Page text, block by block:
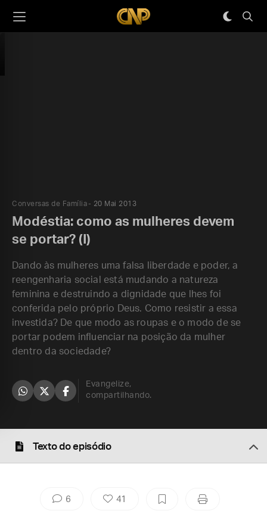
Conversas de Família 20 Mai 2013
Modéstia: como as mulheres devem
se portar? (I)
Dando às mulheres uma falsa liberdade e poder, a
reengenharia social está mudando a natureza
feminina e destruindo a dignidade que lhes foi
conferida pelo próprio Deus. Como resistir a essa
investida? De que modo as roupas e o modo de se
portar podem influenciar na posição da mulher
dentro da sociedade?
Evangelize,
compartilhando.
Texto do episódio
6 41